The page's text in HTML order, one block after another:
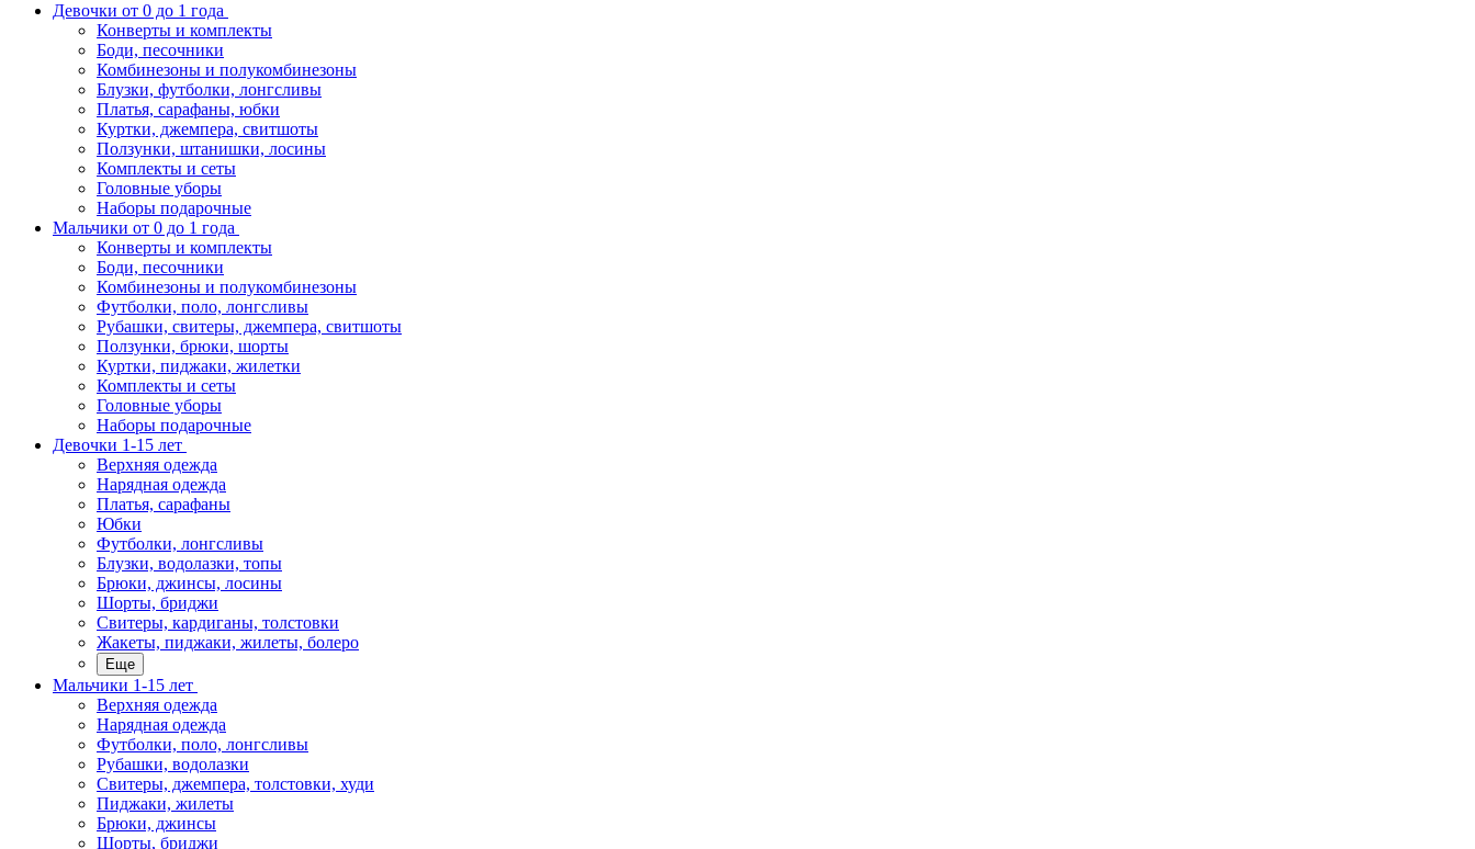
Девочки от 0 до 1 года
Конверты и комплекты
Боди, песочники
Комбинезоны и полукомбинезоны
Блузки, футболки, лонгсливы
Платья, сарафаны, юбки
Куртки, джемпера, свитшоты
Ползунки, штанишки, лосины
Комплекты и сеты
Головные уборы
Наборы подарочные
Мальчики от 0 до 1 года
Конверты и комплекты
Боди, песочники
Комбинезоны и полукомбинезоны
Футболки, поло, лонгсливы
Рубашки, свитеры, джемпера, свитшоты
Ползунки, брюки, шорты
Куртки, пиджаки, жилетки
Комплекты и сеты
Головные уборы
Наборы подарочные
Девочки 1-15 лет
Верхняя одежда
Нарядная одежда
Платья, сарафаны
Юбки
Футболки, лонгсливы
Блузки, водолазки, топы
Брюки, джинсы, лосины
Шорты, бриджи
Свитеры, кардиганы, толстовки
Жакеты, пиджаки, жилеты, болеро
Еще
Мальчики 1-15 лет
Верхняя одежда
Нарядная одежда
Футболки, поло, лонгсливы
Рубашки, водолазки
Свитеры, джемпера, толстовки, худи
Пиджаки, жилеты
Брюки, джинсы
Шорты, бриджи